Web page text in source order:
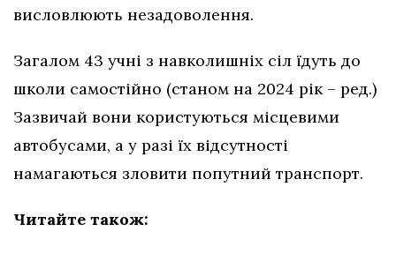
висловлюють незадоволення.
Загалом 43 учні з навколишніх сіл їдуть до
школи самостійно (станом на 2024 рік – ред.)
Зазвичай вони користуються місцевими
автобусами, а у разі їх відсутності
намагаються зловити попутний транспорт.
Читайте також: